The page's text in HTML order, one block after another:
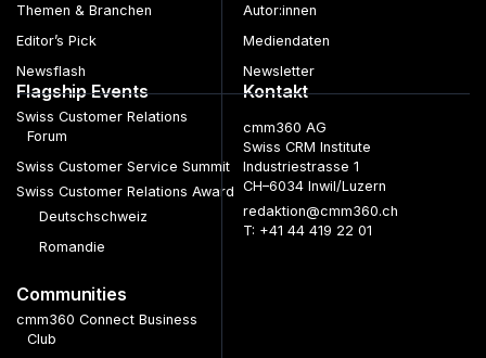
Themen & Branchen
Editor’s Pick
Newsflash
Autor:innen
Mediendaten
Newsletter
Flagship Events
Swiss Customer Relations
Forum
Swiss Customer Service Summit
Swiss Customer Relations Award
Deutschschweiz
Romandie
Communities
cmm360 Connect Business
Club
Kontakt
cmm360 AG
Swiss CRM Institute
Industriestrasse 1
CH–6034 Inwil/Luzern
redaktion@cmm360.ch
T: +41 44 419 22 01